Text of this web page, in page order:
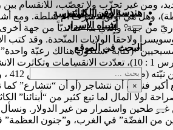
الأسرار المقدسة
أشباه الأسرار
هندسة وفن الكنائس
البحث في الموقع
بحث
×
وهل هي أولويّة شرف أم سلطة. ومع
وسويسرا ولاحقاً الولايات المتّحدة.
المقدّسة” (بخلاف 2 بطرس 1 : 10)،
يانسن، المجلّد الثّاني، ص 412 ، والثّالث ص 23).
فنكفّ أن نتشاجر (أو أن “نتشارع” كما
لولا المال لما تبع كثير من “أبنائنا”
غير طحين واستمرار من غير الدولار.
من الفضّة” في الغرب، و”جنون